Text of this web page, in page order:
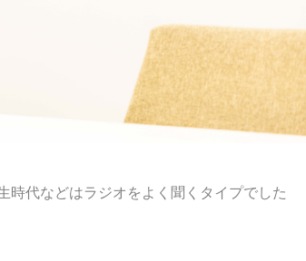
代などはラジオをよく聞くタイプでした